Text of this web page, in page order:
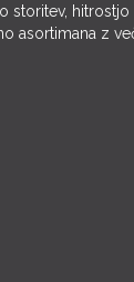
storitev, hitrostjo
asortimana z